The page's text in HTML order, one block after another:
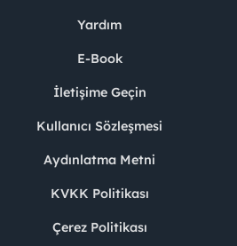
Yardım
E-Book
İletişime Geçin
Kullanıcı Sözleşmesi
Aydınlatma Metni
KVKK Politikası
Çerez Politikası